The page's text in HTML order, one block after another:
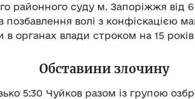
районного суду м. Запоріжжя від
позбавлення волі з конфіскацією
органах влади строком на 15 років
Обставини злочину
5:30 Чуйков разом із групою